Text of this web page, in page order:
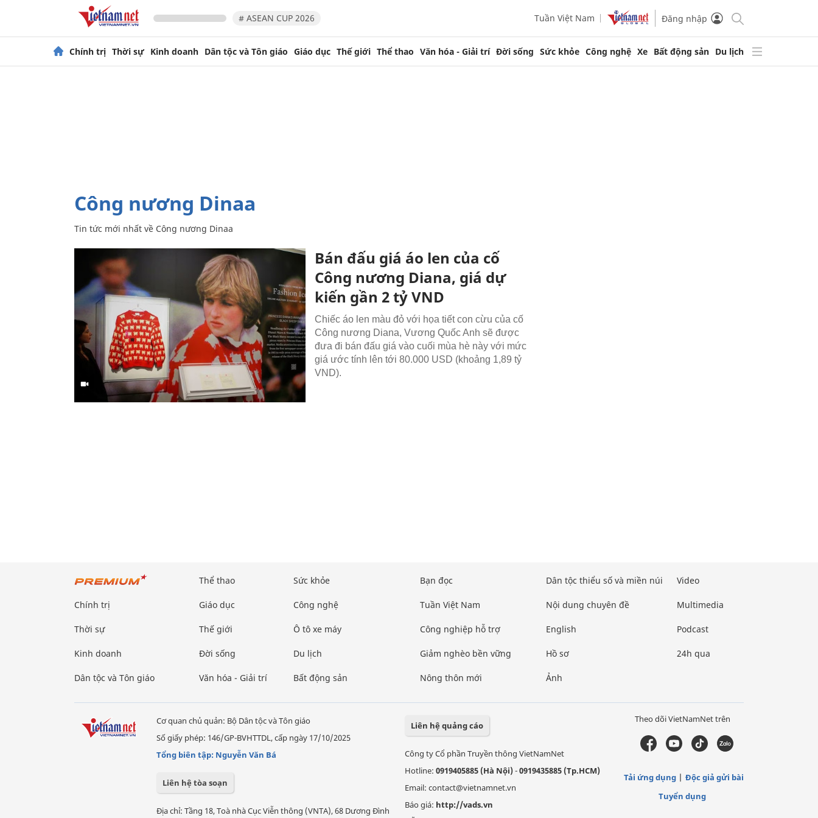
# ASEAN CUP 2026 Tuần Việt Nam Đăng nhập
Chính trị Thời sự Kinh doanh Dân tộc và Tôn giáo Giáo dục Thế giới Thể thao Văn hóa - Giải trí Đời sống Sức khỏe Công nghệ Xe Bất động sản Du lịch
Công nương Dinaa
Tin tức mới nhất về Công nương Dinaa
Bán đấu giá áo len của cố
Công nương Diana, giá dự
kiến gần 2 tỷ VND
Chiếc áo len màu đỏ với họa tiết con cừu của cố
Công nương Diana, Vương Quốc Anh sẽ được
đưa đi bán đấu giá vào cuối mùa hè này với mức
giá ước tính lên tới 80.000 USD (khoảng 1,89 tỷ
VND).
Chính trị
Thời sự
Kinh doanh
Dân tộc và Tôn giáo
Thể thao
Giáo dục
Thế giới
Đời sống
Văn hóa - Giải trí
Sức khỏe
Công nghệ
Ô tô xe máy
Du lịch
Bất động sản
Bạn đọc
Tuần Việt Nam
Công nghiệp hỗ trợ
Giảm nghèo bền vững
Nông thôn mới
Dân tộc thiểu số và miền núi
Nội dung chuyên đề
English
Hồ sơ
Ảnh
Video
Multimedia
Podcast
24h qua
Cơ quan chủ quản: Bộ Dân tộc và Tôn giáo
Số giấy phép: 146/GP-BVHTTDL, cấp ngày 17/10/2025
Tổng biên tập: Nguyễn Văn Bá
Liên hệ tòa soạn
Địa chỉ: Tầng 18, Toà nhà Cục Viễn thông (VNTA), 68 Dương Đình
Liên hệ quảng cáo
Công ty Cổ phần Truyền thông VietNamNet
Hotline: 0919405885 (Hà Nội)-0919435885 (Tp.HCM)
Email: contact@vietnamnet.vn
Báo giá: http://vads.vn
Theo dõi VietNamNet trên
Tải ứng dụng
Độc giả gửi bài
Tuyển dụng